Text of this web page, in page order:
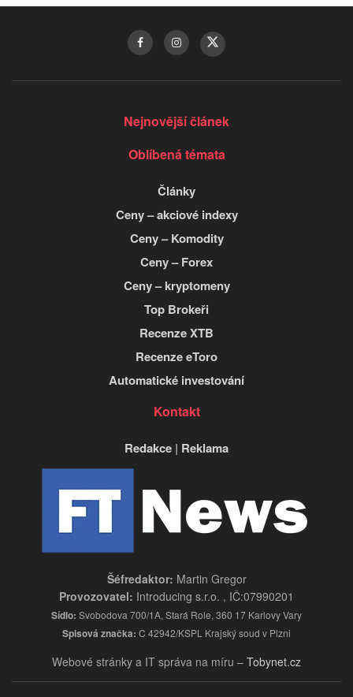
Nejnovější článek
Oblíbená témata
Články
Ceny – akciové indexy
Ceny – Komodity
Ceny – Forex
Ceny – kryptomeny
Top Brokeři
Recenze XTB
Recenze eToro
Automatické investování
Kontakt
Redakce | Reklama
Šéfredaktor: Martin Gregor
Provozovatel: Introducing s.r.o. , IČ:07990201
Sídlo: Svobodova 700/1A, Stará Role, 360 17 Karlovy Vary
Spisová značka: C 42942/KSPL Krajský soud v Plzni
Webové stránky a IT správa na míru – Tobynet.cz